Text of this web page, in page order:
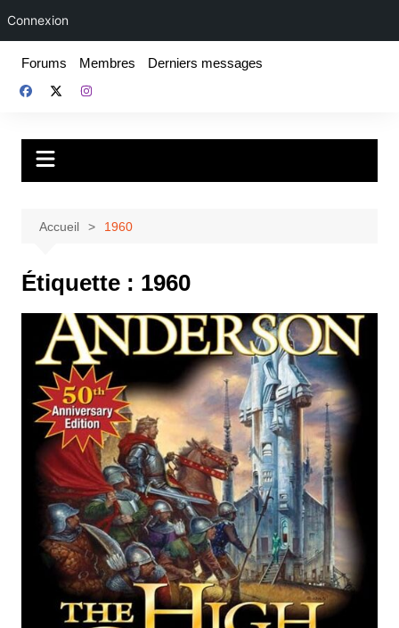
Connexion
contenu
Forums Membres Derniers messages
Fake For Real
Accueil 1960
Étiquette : 1960